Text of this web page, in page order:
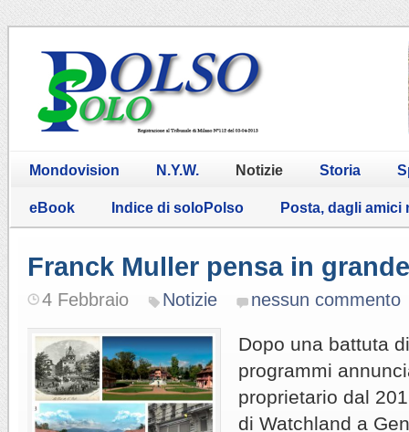
Mondovision N.Y.W. Notizie Storia
eBook Indice di soloPolso Posta, dagli amici
Franck Muller pensa in grande
4 Febbraio Notizie nessun commento
Dopo una battuta
programmi
proprietario dal
di Watchland a